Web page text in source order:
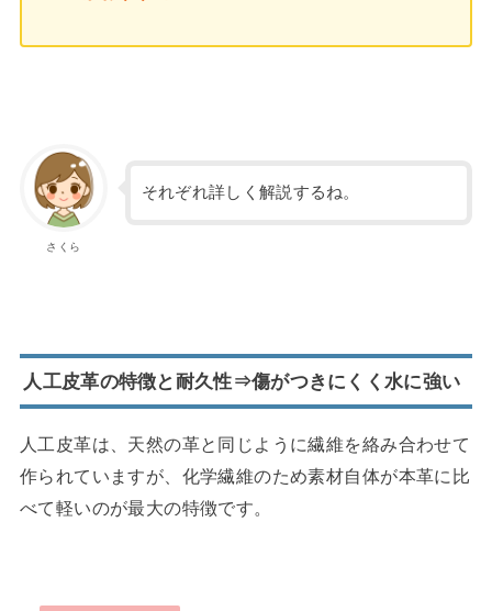
さくら
それぞれ詳しく解説するね。
人工皮革の特徴と耐久性⇒傷がつきにくく水に強い
人工皮革は、天然の革と同じように繊維を絡み合わせて
作られていますが、化学繊維のため素材自体が本革に比
べて軽いのが最大の特徴です。